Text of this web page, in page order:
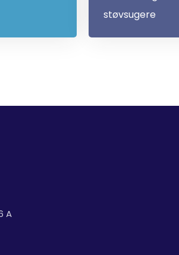
støvsugere
A